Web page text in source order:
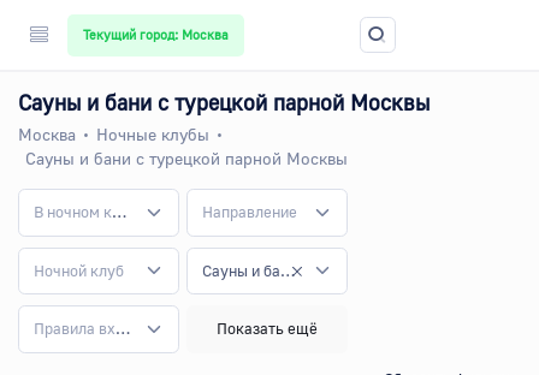
Текущий город: Москва
Сауны и бани с турецкой парной Москвы
Москва
Ночные клубы
Сауны и бани с турецкой парной Москвы
В ночном клубе Направление
Ночной клуб Сауны и бани с турецкой парной
Правила входа Показать ещё